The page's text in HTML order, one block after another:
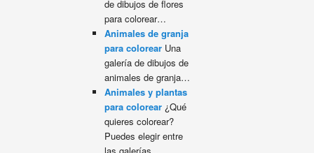
de dibujos de flores
para colorear…
Animales de granja
para colorearUna
galería de dibujos de
animales de granja…
Animales y plantas
para colorear¿Qué
quieres colorear?
Puedes elegir entre
las galerías…